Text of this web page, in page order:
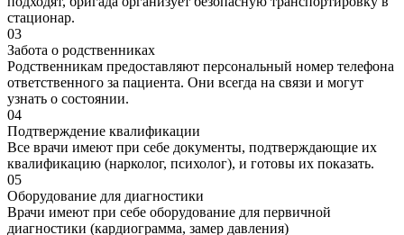
стационар.
03
Забота о родственниках
Родственникам предоставляют персональный номер телефона
ответственного за пациента. Они всегда на связи и могут
узнать о состоянии.
04
Подтверждение квалификации
Все врачи имеют при себе документы, подтверждающие их
квалификацию (нарколог, психолог), и готовы их показать.
05
Оборудование для диагностики
Врачи имеют при себе оборудование для первичной
диагностики (кардиограмма, замер давления)